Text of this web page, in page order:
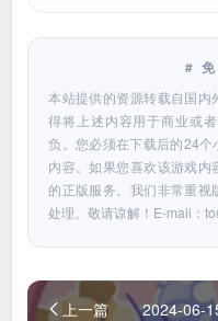
#
本站提供的资源转载自国内
得将上述内容用于商业或
负。您必须在下载后的24
内容。如果您喜欢该游戏
的正版服务。我们非常重
处理。敬请谅解！E-mail：
上一篇 2024-06-